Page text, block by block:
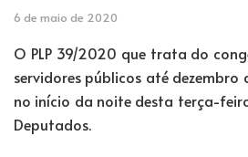
6 de maio de 2020
O PLP 39/2020 que trata do
servidores públicos até
no início da noite desta terça-
Deputados.